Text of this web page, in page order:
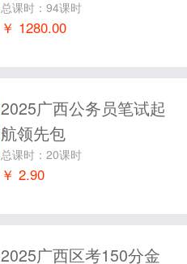
+申论
总课时：94课时
￥ 1280.00
2025广西公务员笔试起
航领先包
总课时：20课时
￥ 2.90
2025广西区考150分金